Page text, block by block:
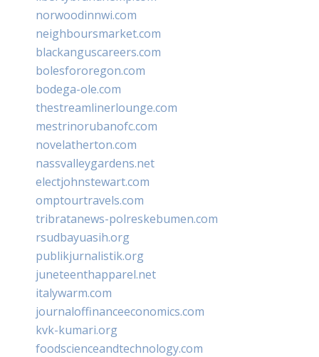
norwoodinnwi.com
neighboursmarket.com
blackanguscareers.com
bolesfororegon.com
bodega-ole.com
thestreamlinerlounge.com
mestrinorubanofc.com
novelatherton.com
nassvalleygardens.net
electjohnstewart.com
omptourtravels.com
tribratanews-polreskebumen.com
rsudbayuasih.org
publikjurnalistik.org
juneteenthapparel.net
italywarm.com
journaloffinanceeconomics.com
kvk-kumari.org
foodscienceandtechnology.com